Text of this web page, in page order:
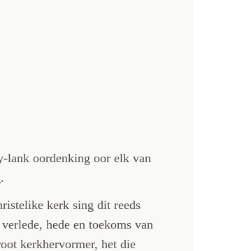
lank oordenking oor elk van
kerk sing dit reeds
hede en toekoms van
kerkhervormer, het die